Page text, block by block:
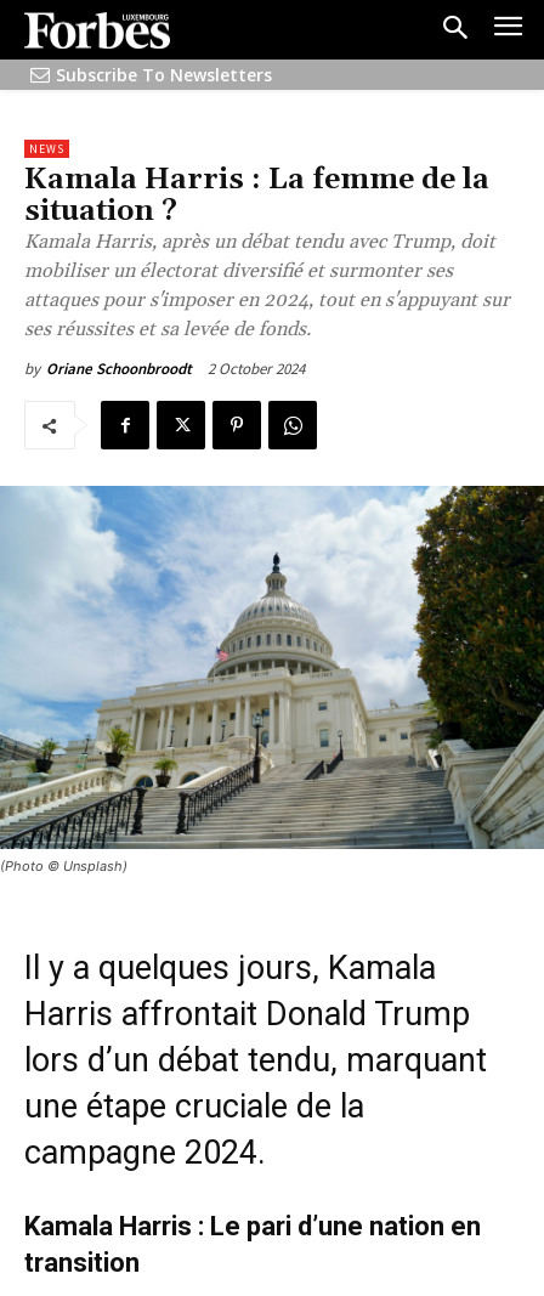
Subscribe To Newsletters
NEWS
Kamala Harris : La femme de la
situation ?
Kamala Harris, après un débat tendu avec Trump, doit
mobiliser un électorat diversifié et surmonter ses
attaques pour s'imposer en 2024, tout en s'appuyant sur
ses réussites et sa levée de fonds.
by Oriane Schoonbroodt 2 October 2024
(Photo © Unsplash)
Il y a quelques jours, Kamala
Harris affrontait Donald Trump
lors d’un débat tendu, marquant
une étape cruciale de la
campagne 2024.
Kamala Harris : Le pari d’une nation en
transition